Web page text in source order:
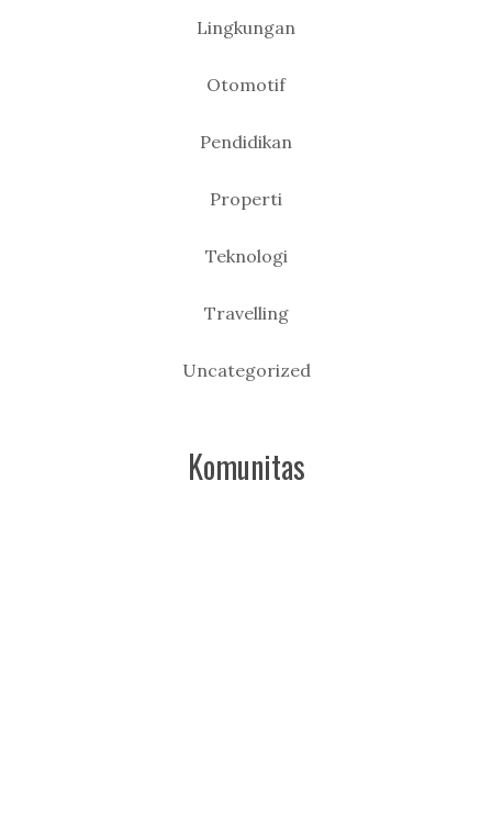
Lingkungan
Otomotif
Pendidikan
Properti
Teknologi
Travelling
Uncategorized
Komunitas